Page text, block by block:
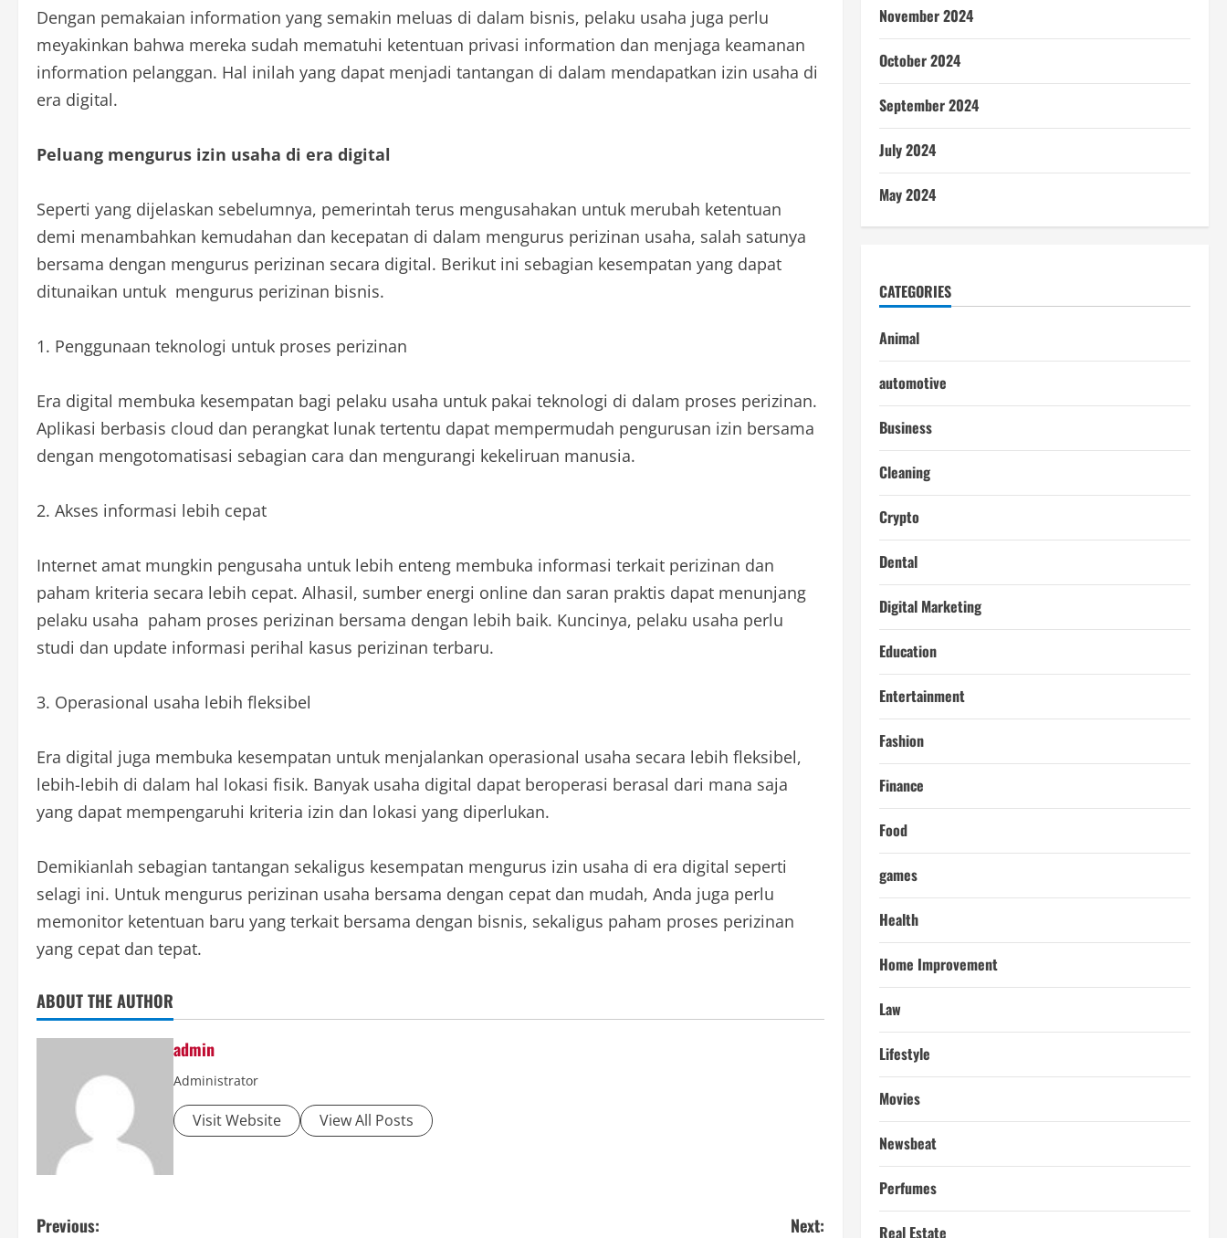
Dengan pemakaian information yang semakin meluas di dalam bisnis, pelaku usaha juga perlu
meyakinkan bahwa mereka sudah mematuhi ketentuan privasi information dan menjaga keamanan
information pelanggan. Hal inilah yang dapat menjadi tantangan di dalam mendapatkan izin usaha di
era digital.
Peluang mengurus izin usaha di era digital
Seperti yang dijelaskan sebelumnya, pemerintah terus mengusahakan untuk merubah ketentuan
demi menambahkan kemudahan dan kecepatan di dalam mengurus perizinan usaha, salah satunya
bersama dengan mengurus perizinan secara digital. Berikut ini sebagian kesempatan yang dapat
ditunaikan untuk mengurus perizinan bisnis.
1. Penggunaan teknologi untuk proses perizinan
Era digital membuka kesempatan bagi pelaku usaha untuk pakai teknologi di dalam proses perizinan.
Aplikasi berbasis cloud dan perangkat lunak tertentu dapat mempermudah pengurusan izin bersama
dengan mengotomatisasi sebagian cara dan mengurangi kekeliruan manusia.
2. Akses informasi lebih cepat
Internet amat mungkin pengusaha untuk lebih enteng membuka informasi terkait perizinan dan
paham kriteria secara lebih cepat. Alhasil, sumber energi online dan saran praktis dapat menunjang
pelaku usaha paham proses perizinan bersama dengan lebih baik. Kuncinya, pelaku usaha perlu
studi dan update informasi perihal kasus perizinan terbaru.
3. Operasional usaha lebih fleksibel
Era digital juga membuka kesempatan untuk menjalankan operasional usaha secara lebih fleksibel,
lebih-lebih di dalam hal lokasi fisik. Banyak usaha digital dapat beroperasi berasal dari mana saja
yang dapat mempengaruhi kriteria izin dan lokasi yang diperlukan.
Demikianlah sebagian tantangan sekaligus kesempatan mengurus izin usaha di era digital seperti
selagi ini. Untuk mengurus perizinan usaha bersama dengan cepat dan mudah, Anda juga perlu
memonitor ketentuan baru yang terkait bersama dengan bisnis, sekaligus paham proses perizinan
yang cepat dan tepat.
ABOUT THE AUTHOR
admin
Administrator
Visit Website View All Posts
P
Previous: Next:
November 2024
October 2024
September 2024
July 2024
May 2024
CATEGORIES
Animal
automotive
Business
Cleaning
Crypto
Dental
Digital Marketing
Education
Entertainment
Fashion
Finance
Food
games
Health
Home Improvement
Law
Lifestyle
Movies
Newsbeat
Perfumes
Real Estate